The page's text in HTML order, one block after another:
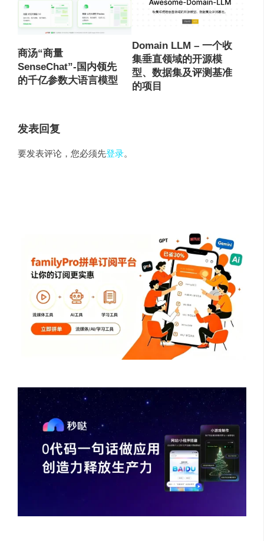
商汤“商量
SenseChat”-国内领先
的千亿参数大语言模型
Domain LLM – 一个收
集垂直领域的开源模
型、数据集及评测基准
的项目
发表回复
要发表评论，您必须先登录。